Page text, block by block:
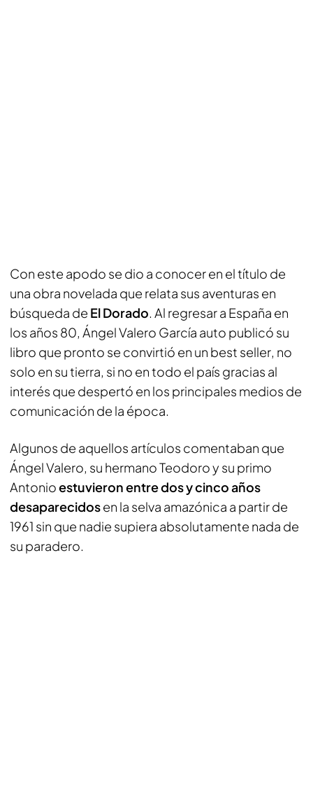
Con este apodo se dio a conocer en el título de
una obra novelada que relata sus aventuras en
búsqueda de El Dorado. Al regresar a España en
los años 80, Ángel Valero García auto publicó su
libro que pronto se convirtió en un best seller, no
solo en su tierra, si no en todo el país gracias al
interés que despertó en los principales medios de
comunicación de la época.
Algunos de aquellos artículos comentaban que
Ángel Valero, su hermano Teodoro y su primo
Antonioestuvieron entre dos y cinco años
desaparecidosen la selva amazónica a partir de
1961 sin que nadie supiera absolutamente nada de
su paradero.